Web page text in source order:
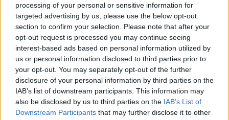
processing of your personal or sensitive information for
targeted advertising by us, please use the below opt-out
section to confirm your selection. Please note that after your
opt-out request is processed you may continue seeing
interest-based ads based on personal information utilized by
us or personal information disclosed to third parties prior to
your opt-out. You may separately opt-out of the further
disclosure of your personal information by third parties on the
IAB’s list of downstream participants. This information may
also be disclosed by us to third parties on the IAB’s List of
Downstream Participants that may further disclose it to other
Kedysi boli veľkým trendom, dnes sa im
radšej vyhnite. Týchto 7 vecí robí vašu
obývačku zastaralou